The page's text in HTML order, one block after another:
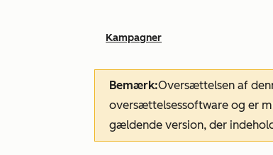
Kampagner
Bemærk:Oversættelsen af
oversættelsessoftware og er
gældende version, der